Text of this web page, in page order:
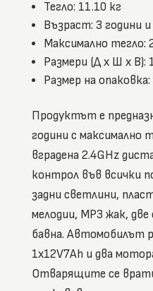
Тегло: 11.10 кг
Възраст: 3 години и
Максимално тегло:
Размери (Д x Ш x В):
Размер на
Продуктът е
години с максимално
вградена 2.4GHz
контрол във всички
задни светлини,
мелодии, MP3 жак,
бавна. Автомобилът
1x12V7Ah и два
Отварящите се